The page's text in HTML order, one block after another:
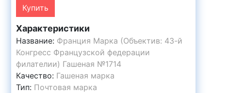
Купить
Характеристики
Название: Франция Марка (Объектив: 43-й
Конгресс Французской федерации
филателии) Гашеная №1714
Качество: Гашеная марка
Тип: Почтовая марка